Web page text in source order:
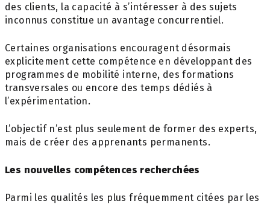
des clients, la capacité à s’intéresser à des sujets
inconnus constitue un avantage concurrentiel.
Certaines organisations encouragent désormais
explicitement cette compétence en développant des
programmes de mobilité interne, des formations
transversales ou encore des temps dédiés à
l’expérimentation.
L’objectif n’est plus seulement de former des experts,
mais de créer des apprenants permanents.
Les nouvelles compétences recherchées
Parmi les qualités les plus fréquemment citées par les